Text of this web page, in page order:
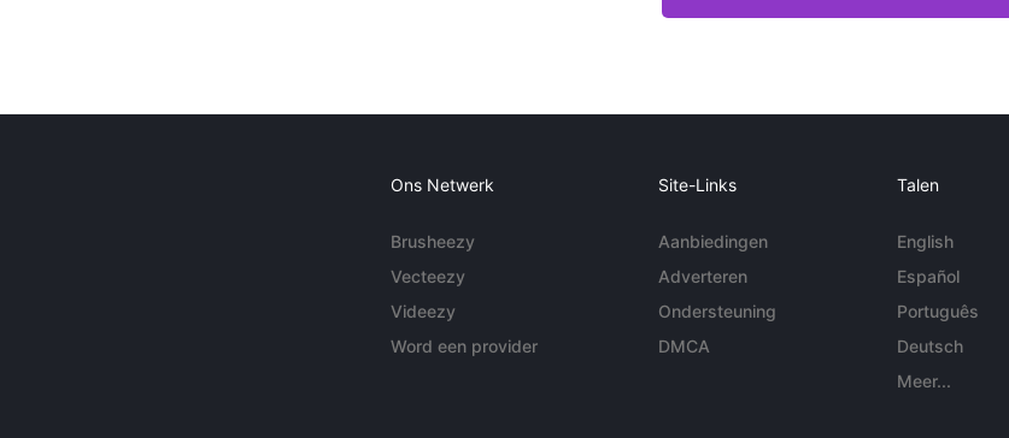
Ons Netwerk
Brusheezy
Vecteezy
Videezy
Word een provider
Site-Links
Aanbiedingen
Adverteren
Ondersteuning
DMCA
Talen
English
Español
Português
Deutsch
Meer...